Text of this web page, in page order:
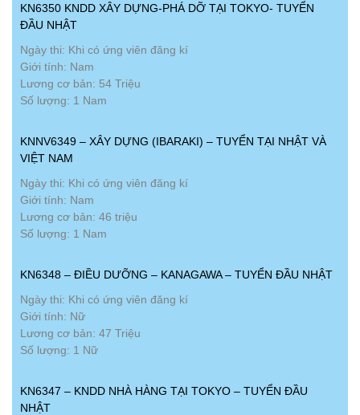
KN6350 KNDD XÂY DỰNG-PHÁ DỠ TẠI TOKYO- TUYỂN
ĐẦU NHẬT
Ngày thi: Khi có ứng viên đăng kí
Giới tính: Nam
Lương cơ bản: 54 Triệu
Số lượng: 1 Nam
KNNV6349 – XÂY DỰNG (IBARAKI) – TUYỂN TẠI NHẬT VÀ
VIỆT NAM
Ngày thi: Khi có ứng viên đăng kí
Giới tính: Nam
Lương cơ bản: 46 triệu
Số lượng: 1 Nam
KN6348 – ĐIỀU DƯỠNG – KANAGAWA – TUYỂN ĐẦU NHẬT
Ngày thi: Khi có ứng viên đăng kí
Giới tính: Nữ
Lương cơ bản: 47 Triệu
Số lượng: 1 Nữ
KN6347 – KNDD NHÀ HÀNG TẠI TOKYO – TUYỂN ĐẦU
NHẬT